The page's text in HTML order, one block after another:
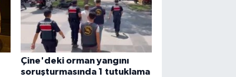
Çine'deki orman yangını
soruşturmasında 1 tutuklama